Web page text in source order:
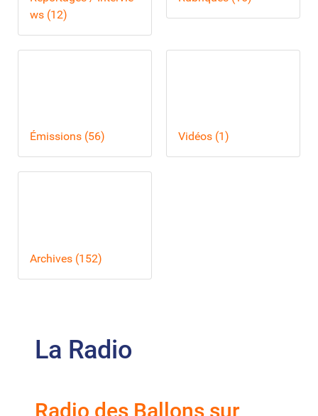
ws (12)
Émissions (56) Vidéos (1)
Archives (152)
La Radio
Radio des Ballons sur